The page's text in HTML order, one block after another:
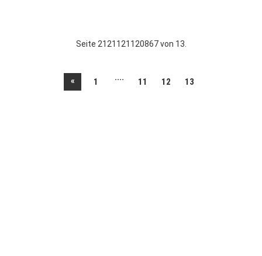
Seite 2121121120867 von 13.
« 1 .... 11 12 13